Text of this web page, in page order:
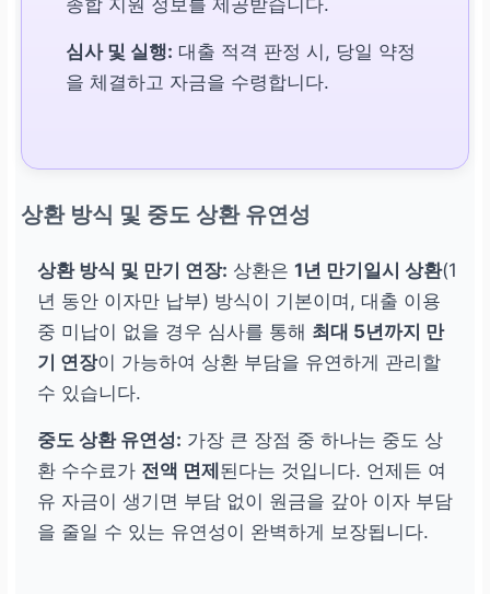
심사 및 실행: 대출 적격 판정 시, 당일 약정
을 체결하고 자금을 수령합니다.
상환 방식 및 중도 상환 유연성
상환 방식 및 만기 연장: 상환은 1년 만기일시 상환(1
년 동안 이자만 납부) 방식이 기본이며, 대출 이용
중 미납이 없을 경우 심사를 통해 최대 5년까지 만
기 연장이 가능하여 상환 부담을 유연하게 관리할
수 있습니다.
중도 상환 유연성: 가장 큰 장점 중 하나는 중도 상
환 수수료가 전액 면제 된다는 것입니다. 언제든 여
유 자금이 생기면 부담 없이 원금을 갚아 이자 부담
을 줄일 수 있는 유연성이 완벽하게 보장됩니다.